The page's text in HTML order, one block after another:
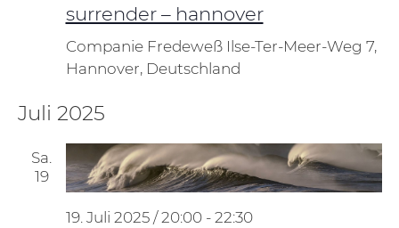
surrender – hannover
Companie Fredeweß Ilse-Ter-Meer-Weg 7,
Hannover, Deutschland
Juli 2025
Sa.
19
19. Juli 2025 / 20:00- 22:30